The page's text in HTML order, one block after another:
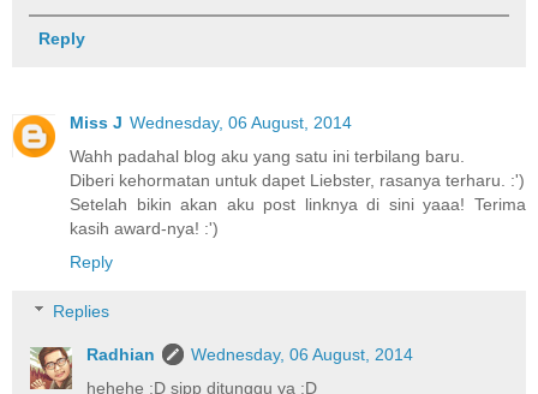
Reply
Miss J Wednesday, 06 August, 2014
Wahh padahal blog aku yang satu ini terbilang baru.
Diberi kehormatan untuk dapet Liebster, rasanya terharu. :')
Setelah bikin akan aku post linknya di sini yaaa! Terima
kasih award-nya! :')
Reply
Replies
Radhian
Wednesday, 06 August, 2014
hehehe :D sipp ditunggu ya :D